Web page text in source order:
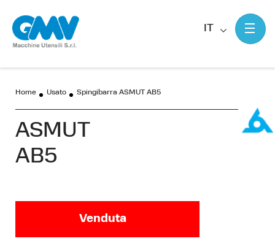
IT
Home Usato Spingibarra ASMUT AB5
ASMUT
AB5
Venduta